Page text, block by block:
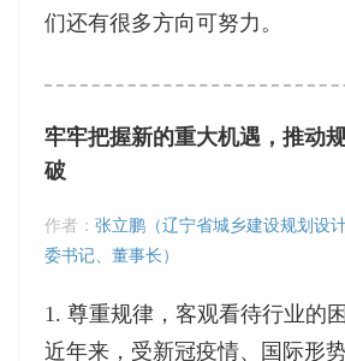
们还有很多方向可努力。
牢牢把握新的重大机遇，推动
破
作者： 张立鹏（辽宁省城乡建设规划设
委书记、董事长）
1. 尊重规律，客观看待行业的
近年来，受新冠疫情、国际形